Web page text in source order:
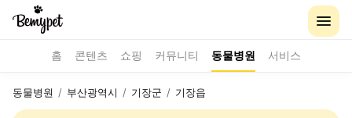
홈 콘텐츠 쇼핑 커뮤니티 동물병원 서비스
동물병원 / 부산광역시 / 기장군 / 기장읍